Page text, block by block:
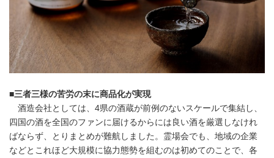
■三者三様の苦労の末に商品化が実現
酒造会社としては、4県の酒蔵が前例のないスケールで集結し、
四国の酒を全国のファンに届けるからには良い酒を厳選しなけれ
ばならず、とりまとめが難航しました。霊場会でも、地域の企業
などとこれほど大規模に協力態勢を組むのは初めてのことで、各